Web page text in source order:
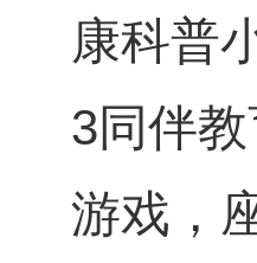
康科普
3同伴
游戏，